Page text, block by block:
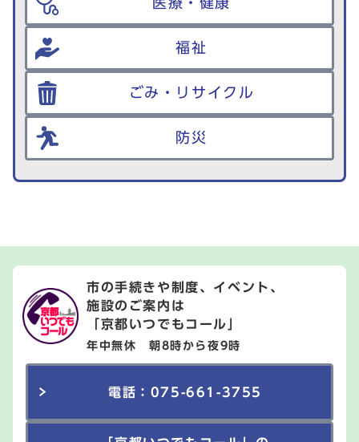
医療・健康
福祉
ごみ・リサイクル
防災
市の手続きや制度、イベント、
施設のご案内は
「京都いつでもコール」
年中無休 朝8時から夜9時
電話：075-661-3755